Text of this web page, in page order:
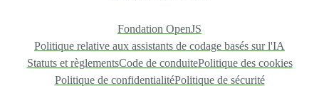
Fondation OpenJS
Politique relative aux assistants de codage basés sur l'IA
Statuts et règlementsCode de conduitePolitique des cookies
Politique de confidentialitéPolitique de sécurité